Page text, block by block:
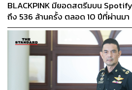
BLACKPINK มียอดสตรีมบน
ถึง 536 ล้านครั้ง ตลอด 10 ปีที่ผ่านมา